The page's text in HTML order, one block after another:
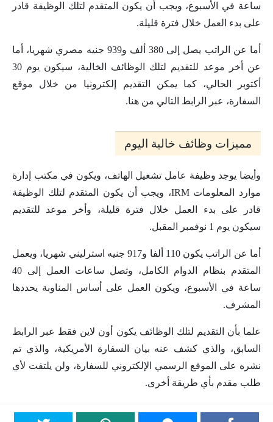
ساعة في الأسبوع، ويجب أن يكون المتقدم لتلك الوظيفة قادر
على بدء العمل خلال فترة قليلة.
أما عن الراتب يصل إلى 380 ألف و939 جنيه مصري شهريا، أما
عن أخر موعد للتقديم لتلك الوظائف الخالية، سيكون يوم 30
أكتوبر الحالي، كما يمكن التقديم إلكترونيا من خلال موقع
السفارة، عبر الرابط التالي من هنا.
مميزات وظائف خالية اليوم
وأيضا يوجد وظيفة عامل تشغيل الهاتف، ويكون في مكتب إدارة
موارد المعلومات IRM، ويجب أن يكون المتقدم لتلك الوظيفة
قادر على بدء العمل خلال فترة قليلة، وأخر موعد للتقديم
سيكون يوم 1 نوفمبر المقبل.
أما عن الراتب يكون 110 ألفا و917 جنيه استرليني شهريا، ويعمل
المتقدم بنظام الدوام الكامل، وتصل ساعات العمل إلى 40
ساعة في الأسبوع، ويكون العمل على أساس المناوبة يحددها
المشرف.
علما بأن التقديم لتلك الوظائف يكون أون لاين فقط عبر الرابط
السابق، والذي كشف عنه بيان السفارة الأمريكية، والذي تم
نشره على الموقع الرسمي الإلكتروني للسفارة، ولن يلتفت لأي
طلب مقدم بأي طريقة أخرى.